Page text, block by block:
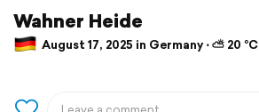
Wahner Heide
August 17, 2025 in Germany ⋅ ⛅ 20 °C